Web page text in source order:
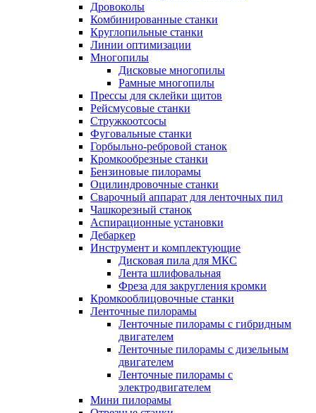
Дровоколы
Комбинированные станки
Круглопильные станки
Линии оптимизации
Многопилы
Дисковые многопилы
Рамные многопилы
Прессы для склейки щитов
Рейсмусовые станки
Стружкоотсосы
Фуговальные станки
Горбыльно-ребровой станок
Кромкообрезные станки
Бензиновые пилорамы
Оцилиндровочные станки
Сварочный аппарат для ленточных пил
Чашкорезный станок
Аспирационные установки
Дебаркер
Инструмент и комплектующие
Дисковая пила для МКС
Лента шлифовальная
Фреза для закругления кромки
Кромкооблицовочные станки
Ленточные пилорамы
Ленточные пилорамы с гибридным
двигателем
Ленточные пилорамы с дизельным
двигателем
Ленточные пилорамы с
электродвигателем
Мини пилорамы